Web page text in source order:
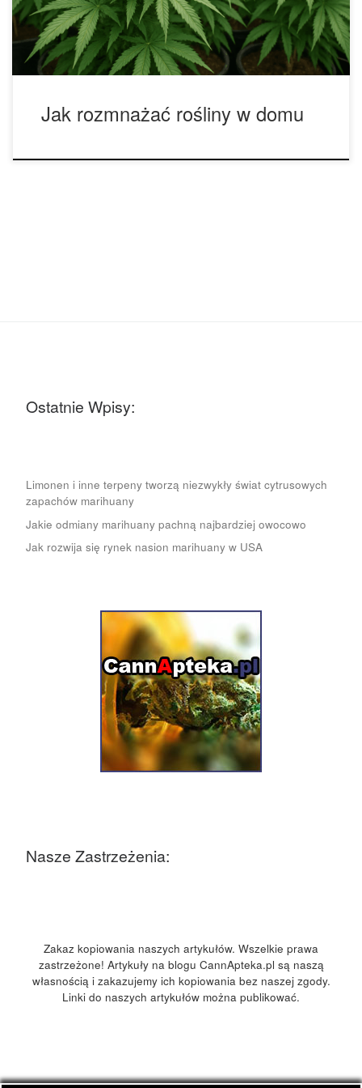
specjalistycznego sprzętu, […]
Jak rozmnażać rośliny w domu
Ostatnie Wpisy:
Limonen i inne terpeny tworzą niezwykły świat cytrusowych
zapachów marihuany
Jakie odmiany marihuany pachną najbardziej owocowo
Jak rozwija się rynek nasion marihuany w USA
Nasze Zastrzeżenia:
Zakaz kopiowania naszych artykułów. Wszelkie prawa
zastrzeżone! Artykuły na blogu CannApteka.pl są naszą
własnością i zakazujemy ich kopiowania bez naszej zgody.
Linki do naszych artykułów można publikować.